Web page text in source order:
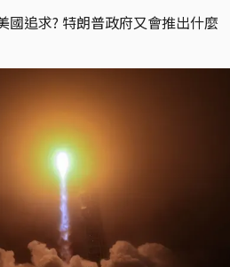
國追求? 特朗普政府又會推出什麼